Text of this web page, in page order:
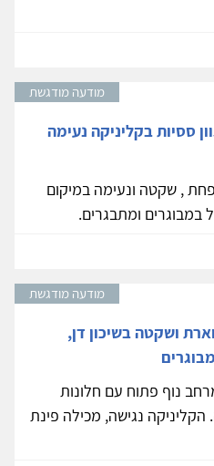
מודעה מודגשת
ססיות בקליניקה נעימה
, שקטה ונעימה במיקום
במבוגרים ומתבגרים.
מודעה מודגשת
ושקטה בשיכון דן,
נוף פתוח עם חלונות
נגישה, מכילה פינת